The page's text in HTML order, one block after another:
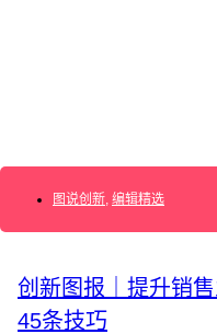
产品驱动增长
转型敏捷组织
培养创新能力
运营创新转型
营销创新趋势报
图说创新, 编辑精选
创新图报｜提升销
45条技巧